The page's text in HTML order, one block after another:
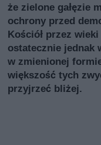
że zielone gałęzie
ochrony przed
Kościół przez
ostatecznie jednak
w zmienionej
większość tych
przyjrzeć bliżej.